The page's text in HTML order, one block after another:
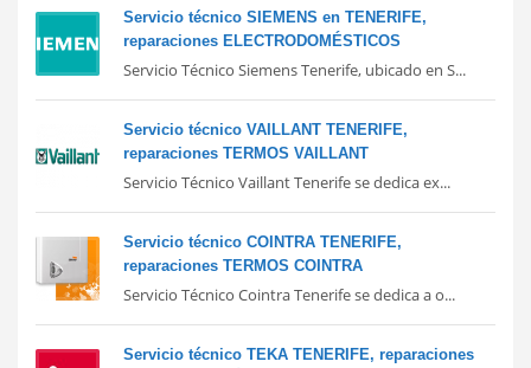
Servicio técnico SIEMENS en TENERIFE,
reparaciones ELECTRODOMÉSTICOS
Servicio Técnico Siemens Tenerife, ubicado en S...
Servicio técnico VAILLANT TENERIFE,
reparaciones TERMOS VAILLANT
Servicio Técnico Vaillant Tenerife se dedica ex...
Servicio técnico COINTRA TENERIFE,
reparaciones TERMOS COINTRA
Servicio Técnico Cointra Tenerife se dedica a o...
Servicio técnico TEKA TENERIFE, reparaciones